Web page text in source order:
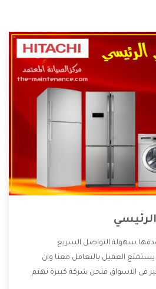
سهولة التواصل السريع
العميل بالتعامل معنا وان
فى الاسواق فنحن شركة كبيرة نهتم